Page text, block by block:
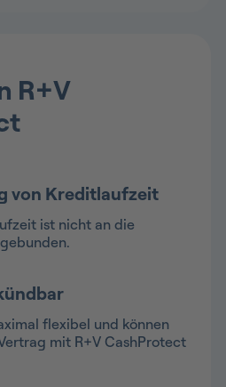
R+V
von Kreditlaufzeit
ist nicht an die
flexibel und können
mit R+V CashProtect